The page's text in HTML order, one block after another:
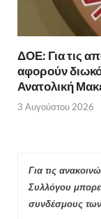
ΔΟΕ: Για τις
αφορούν
Ανατολική
3 Αυγούστου 2026
Για τις
Συλλόγου
συνδέσμους